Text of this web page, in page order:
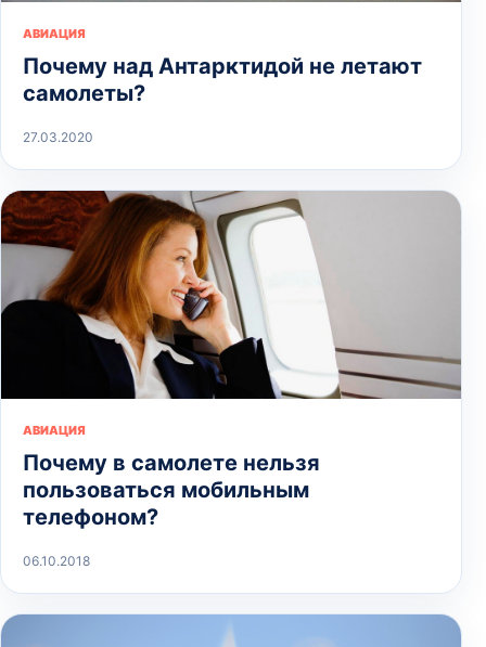
АВИАЦИЯ
Почему над Антарктидой не летают
самолеты?
27.03.2020
АВИАЦИЯ
Почему в самолете нельзя
пользоваться мобильным
телефоном?
06.10.2018